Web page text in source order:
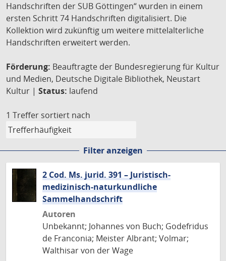
Handschriften der SUB Göttingen“ wurden in einem
ersten Schritt 74 Handschriften digitalisiert. Die
Kollektion wird zukünftig um weitere mittelalterliche
Handschriften erweitert werden.
Förderung: Beauftragte der Bundesregierung für Kultur
und Medien, Deutsche Digitale Bibliothek, Neustart
Kultur | Status: laufend
1 Treffer sortiert nach
Filter anzeigen
2 Cod. Ms. jurid. 391 – Juristisch-
medizinisch-naturkundliche
Sammelhandschrift
Autoren
Unbekannt; Johannes von Buch; Godefridus
de Franconia; Meister Albrant; Volmar;
Walthisar von der Wage